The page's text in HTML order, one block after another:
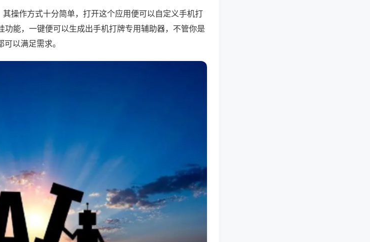
操作方式十分简单，打开这个应用便可以自定义手机打
能，一键便可以生成出手机打牌专用辅助器，不管你是
以满足需求。